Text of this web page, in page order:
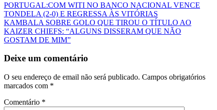
PORTUGAL:COM WITI NO BANCO NACIONAL VENCE
TONDELA (2-0) E REGRESSA ÀS VITÓRIAS
KAMBALA SOBRE GOLO QUE TIROU O TÍTULO AO
KAIZER CHIEFS: “ALGUNS DISSERAM QUE NÃO
GOSTAM DE MIM”
Deixe um comentário
O seu endereço de email não será publicado. Campos obrigatórios
marcados com *
Comentário *